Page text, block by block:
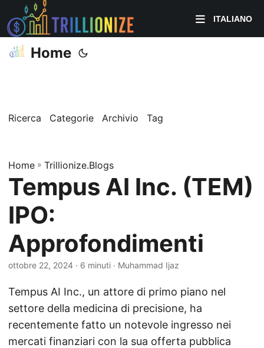
ITALIANO
Home
Ricerca Categorie Archivio Tag
Home » Trillionize.Blogs
Tempus AI Inc. (TEM)
IPO:
Approfondimenti
ottobre 22, 2024 · 6 minuti · Muhammad Ijaz
Tempus AI Inc., un attore di primo piano nel
settore della medicina di precisione, ha
recentemente fatto un notevole ingresso nei
mercati finanziari con la sua offerta pubblica